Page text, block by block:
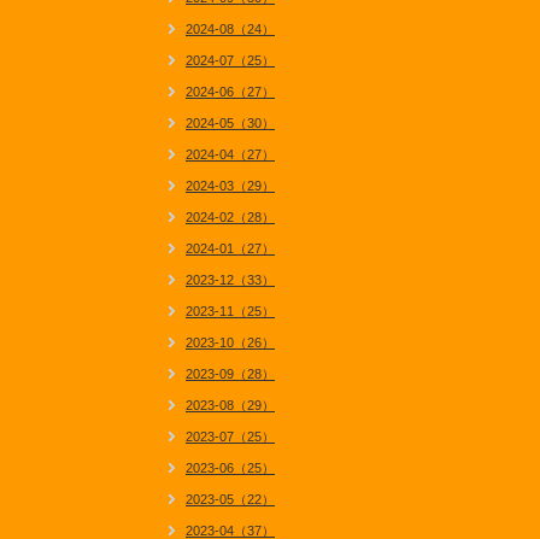
2024-08（24）
2024-07（25）
2024-06（27）
2024-05（30）
2024-04（27）
2024-03（29）
2024-02（28）
2024-01（27）
2023-12（33）
2023-11（25）
2023-10（26）
2023-09（28）
2023-08（29）
2023-07（25）
2023-06（25）
2023-05（22）
2023-04（37）